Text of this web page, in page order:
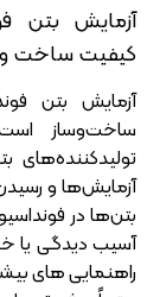
آزمایش بتن
کیفیت ساخت
آزمایش بتن
ساخت‌و‌ساز
تولیدکننده‌های
آزمایش‌ها و
بتن‌ها در
آسیب‌ دیدگی یا
راهنمایی های